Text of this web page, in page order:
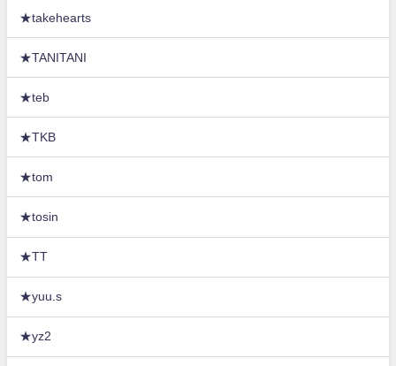
★takehearts
★TANITANI
★teb
★TKB
★tom
★tosin
★TT
★yuu.s
★yz2